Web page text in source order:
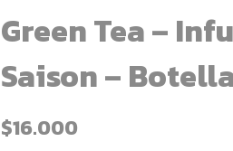
Green Tea –
Saison –
$16.000